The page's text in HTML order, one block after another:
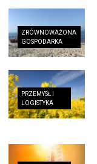
ZRÓWNOWAŻONA
GOSPODARKA
PRZEMYSŁ I
LOGISTYKA